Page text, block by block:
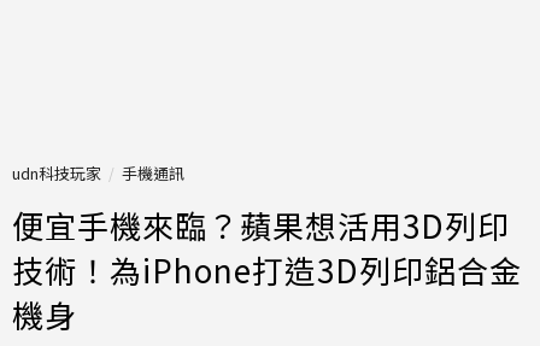
udn科技玩家 手機通訊
便宜手機來臨？蘋果想活用3D列印
技術！為iPhone打造3D列印鋁合金
機身